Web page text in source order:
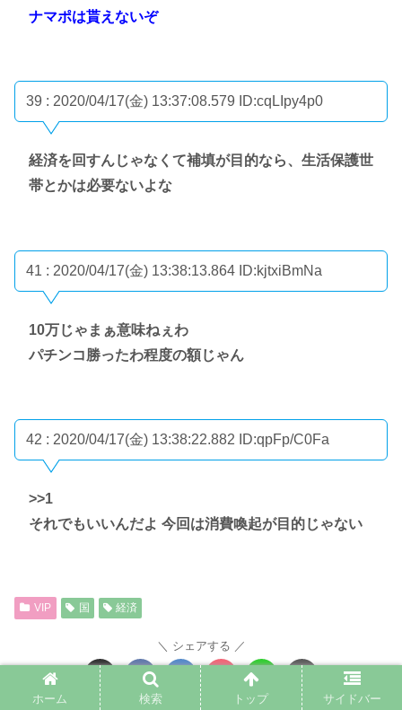
ナマポは貰えないぞ
39 : 2020/04/17(金) 13:37:08.579 ID:cqLIpy4p0
経済を回すんじゃなくて補填が目的なら、生活保護世
帯とかは必要ないよな
41 : 2020/04/17(金) 13:38:13.864 ID:kjtxiBmNa
10万じゃまぁ意味ねぇわ
パチンコ勝ったわ程度の額じゃん
42 : 2020/04/17(金) 13:38:22.882 ID:qpFp/C0Fa
>>1
それでもいいんだよ 今回は消費喚起が目的じゃない
VIP 国 経済
シェアする
ホーム 検索 トップ サイドバー